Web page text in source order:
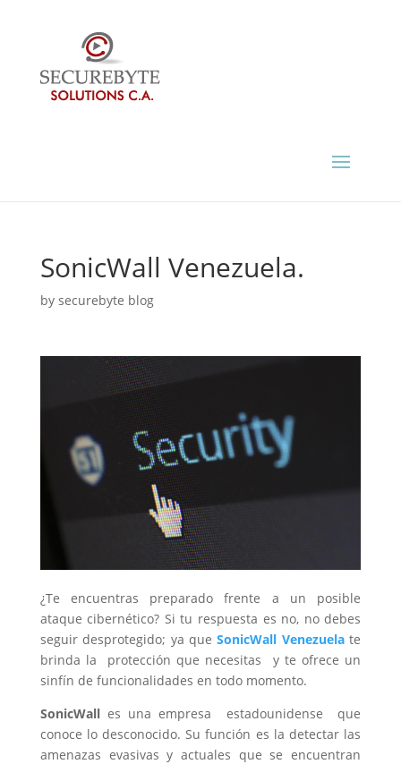
SonicWall Venezuela.
by securebyte blog
¿Te encuentras preparado frente a un posible
ataque cibernético? Si tu respuesta es no, no debes
seguir desprotegido; ya queSonicWall Venezuelate
brinda la protección que necesitas y te ofrece un
sinfín de funcionalidades en todo momento.
SonicWall es una empresa estadounidense que
conoce lo desconocido. Su función es la detectar las
amenazas evasivas y actuales que se encuentran